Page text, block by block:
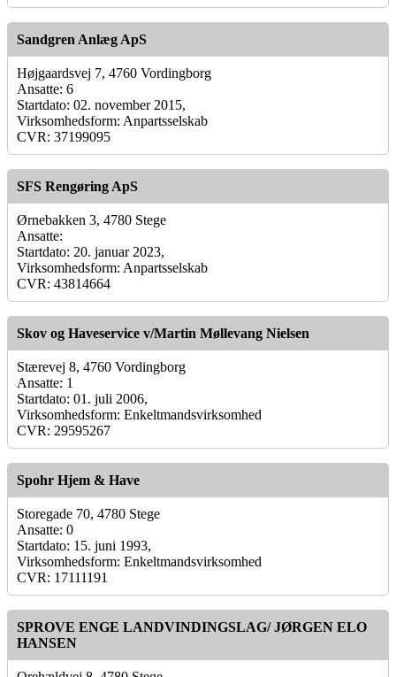
Sandgren Anlæg ApS
Højgaardsvej 7, 4760 Vordingborg
Ansatte: 6
Startdato: 02. november 2015,
Virksomhedsform: Anpartsselskab
CVR: 37199095
SFS Rengøring ApS
Ørnebakken 3, 4780 Stege
Ansatte:
Startdato: 20. januar 2023,
Virksomhedsform: Anpartsselskab
CVR: 43814664
Skov og Haveservice v/Martin Møllevang Nielsen
Stærevej 8, 4760 Vordingborg
Ansatte: 1
Startdato: 01. juli 2006,
Virksomhedsform: Enkeltmandsvirksomhed
CVR: 29595267
Spohr Hjem & Have
Storegade 70, 4780 Stege
Ansatte: 0
Startdato: 15. juni 1993,
Virksomhedsform: Enkeltmandsvirksomhed
CVR: 17111191
SPROVE ENGE LANDVINDINGSLAG/ JØRGEN ELO
HANSEN